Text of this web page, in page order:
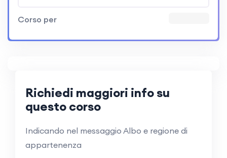
Corso per
Richiedi maggiori info su
questo corso
Indicando nel messaggio Albo e regione di
appartenenza